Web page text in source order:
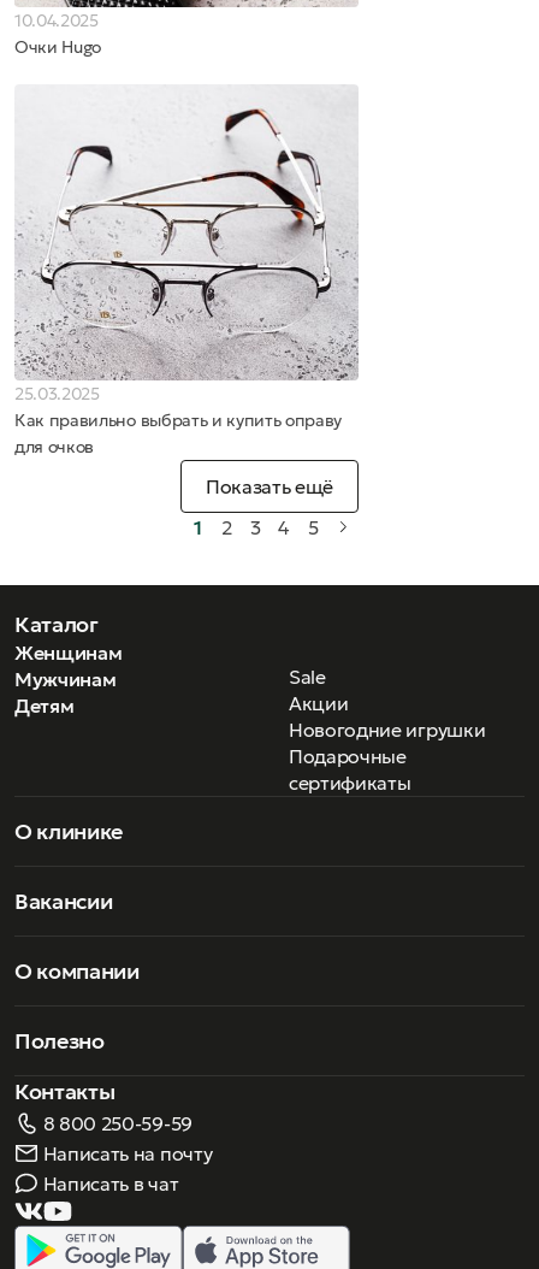
10.04.2025
Очки Hugo
25.03.2025
Как правильно выбрать и купить оправу
для очков
Показать ещё
1
2 3 4 5
Каталог
Женщинам
Мужчинам
Детям
Sale
Акции
Новогодние игрушки
Подарочные
сертификаты
О клинике
Вакансии
О компании
Полезно
Контакты
8 800 250-59-59
Написать на почту
Написать в чат